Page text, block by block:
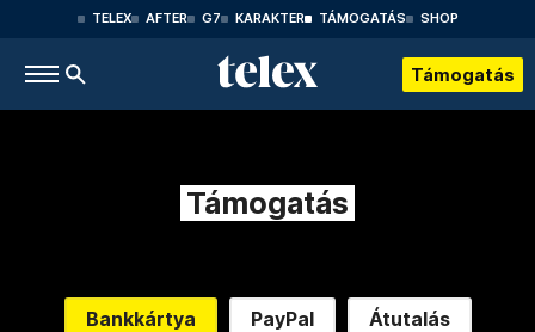
TELEX AFTER G7 KARAKTER TÁMOGATÁS SHOP
Támogatás
Támogatás
Bankkártya PayPal Átutalás